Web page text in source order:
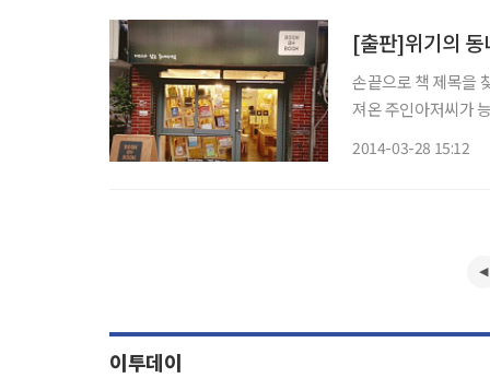
[출판]위기의 동
손끝으로 책 제목을
져온 주인아저씨가
2014-03-28 15:12
이투데이